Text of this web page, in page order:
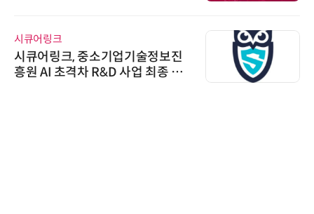
시큐어링크
시큐어링크, 중소기업기술정보진
흥원 AI 초격차 R&D 사업 최종 선